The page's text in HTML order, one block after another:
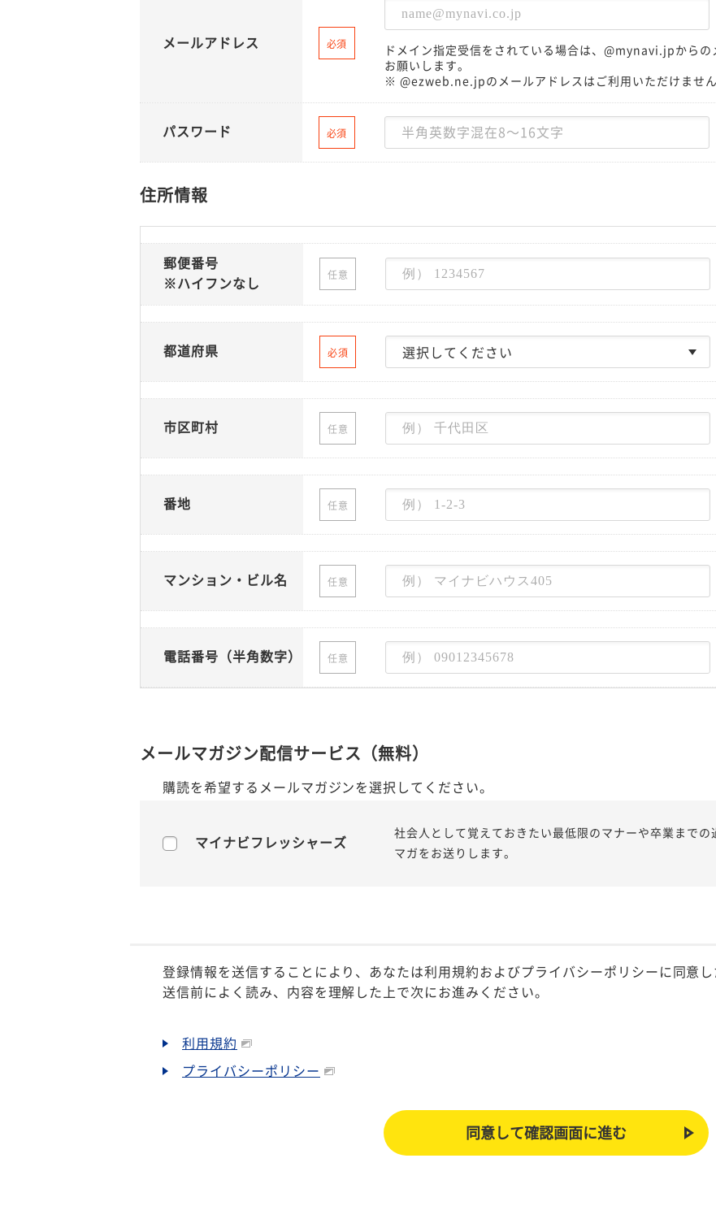
メールアドレス 必須
ドメイン指定受信をされている場合は、@mynavi.jpからの
お願いします。
※ @ezweb.ne.jpのメールアドレスはご利用いただけません
パスワード 必須
住所情報
郵便番号
※ハイフンなし
任意
都道府県 必須
市区町村 任意
番地 任意
マンション・ビル名 任意
電話番号（半角数字） 任意
メールマガジン配信サービス（無料）
購読を希望するメールマガジンを選択してください。
マイナビフレッシャーズ
社会人として覚えておきたい最低限のマナーや卒業まで
マガをお送りします。
登録情報を送信することにより、あなたは利用規約およびプライバシーポリシーに同意し
送信前によく読み、内容を理解した上で次にお進みください。
利用規約
プライバシーポリシー